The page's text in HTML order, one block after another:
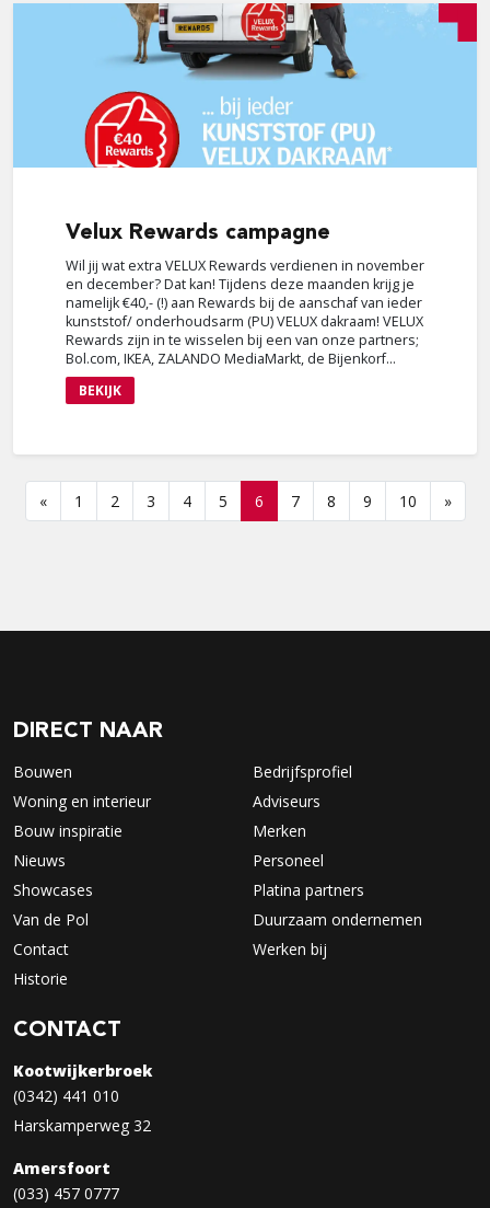
Velux Rewards campagne
Wil jij wat extra VELUX Rewards verdienen in november
en december? Dat kan! Tijdens deze maanden krijg je
namelijk €40,- (!) aan Rewards bij de aanschaf van ieder
kunststof/ onderhoudsarm (PU) VELUX dakraam! VELUX
Rewards zijn in te wisselen bij een van onze partners;
Bol.com, IKEA, ZALANDO MediaMarkt, de Bijenkorf...
BEKIJK
« 1 2 3 4 5 6 7 8 9 10 »
DIRECT NAAR
Bouwen
Woning en interieur
Bouw inspiratie
Nieuws
Showcases
Van de Pol
Contact
Historie
Bedrijfsprofiel
Adviseurs
Merken
Personeel
Platina partners
Duurzaam ondernemen
Werken bij
CONTACT
Kootwijkerbroek
(0342) 441 010
Harskamperweg 32
Amersfoort
(033) 457 0777